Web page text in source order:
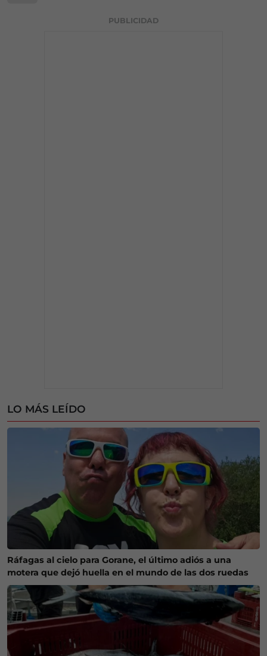
PUBLICIDAD
LO MÁS LEÍDO
Ráfagas al cielo para Gorane, el último adiós a una
motera que dejó huella en el mundo de las dos ruedas